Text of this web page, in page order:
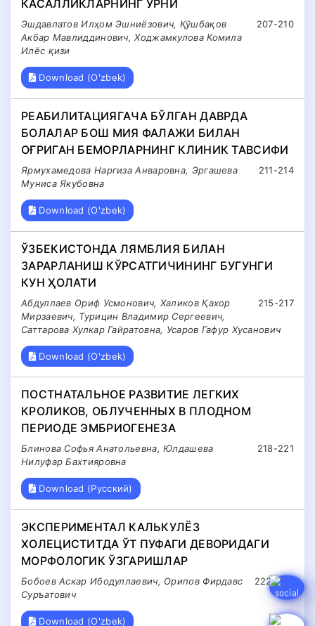
КАСАЛЛИКЛАРНИНГ ЎРНИ
207-210
Эшдавлатов Илҳом Эшниёзович, Қўшбақов
Акбар Мавлиддинович, Ходжамкулова Комила
Илёс қизи
Download (O'zbek)
РЕАБИЛИТАЦИЯГАЧА БЎЛГАН ДАВРДА
БОЛАЛАР БОШ МИЯ ФАЛАЖИ БИЛАН
ОҒРИГАН БЕМОРЛАРНИНГ КЛИНИК ТАВСИФИ
211-214
Ярмухамедова Наргиза Анваровна, Эргашева
Муниса Якубовна
Download (O'zbek)
ЎЗБЕКИСТОНДА ЛЯМБЛИЯ БИЛАН
ЗАРАРЛАНИШ КЎРСАТГИЧИНИНГ БУГУНГИ
КУН ҲОЛАТИ
215-217
Абдуллаев Ориф Усмонович, Халиков Қахор
Мирзаевич, Турицин Владимир Сергеевич,
Саттарова Хулкар Гайратовна, Усаров Гафур Хусанович
Download (O'zbek)
ПОСТНАТАЛЬНОЕ РАЗВИТИЕ ЛЕГКИХ
КРОЛИКОВ, ОБЛУЧЕННЫХ В ПЛОДНОМ
ПЕРИОДЕ ЭМБРИОГЕНЕЗА
218-221
Блинова Софья Анатольевна, Юлдашева
Нилуфар Бахтияровна
Download (Русский)
ЭКСПЕРИМЕНТАЛ КАЛЬКУЛЁЗ
ХОЛЕЦИСТИТДА ЎТ ПУФАГИ ДЕВОРИДАГИ
МОРФОЛОГИК ЎЗГАРИШЛАР
222-225
Бобоев Аскар Ибодуллаевич, Орипов Фирдавс
Суръатович
Download (O'zbek)